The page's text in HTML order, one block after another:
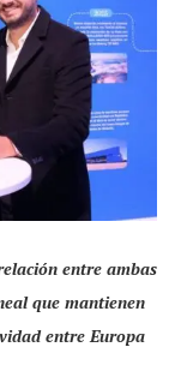
entre ambas
que mantienen
entre Europa